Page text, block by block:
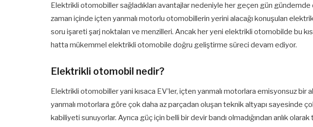
Elektrikli otomobiller sağladıkları avantajlar nedeniyle her geçen gün gündemde
zaman içinde içten yanmalı motorlu otomobillerin yerini alacağı konuşulan
soru işareti şarj noktaları ve menzilleri. Ancak her yeni elektrikli otomobilde bu
hatta mükemmel elektrikli otomobile doğru geliştirme süreci devam ediyor.
Elektrikli otomobil nedir?
Elektrikli otomobiller yani kısaca EV’ler, içten yanmalı motorlara emisyonsuz bir
yanmalı motorlara göre çok daha az parçadan oluşan teknik altyapı sayesinde
kabiliyeti sunuyorlar. Ayrıca güç için belli bir devir bandı olmadığından anlık